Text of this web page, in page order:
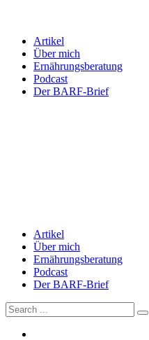
Artikel
Über mich
Ernährungsberatung
Podcast
Der BARF-Brief
Artikel
Über mich
Ernährungsberatung
Podcast
Der BARF-Brief